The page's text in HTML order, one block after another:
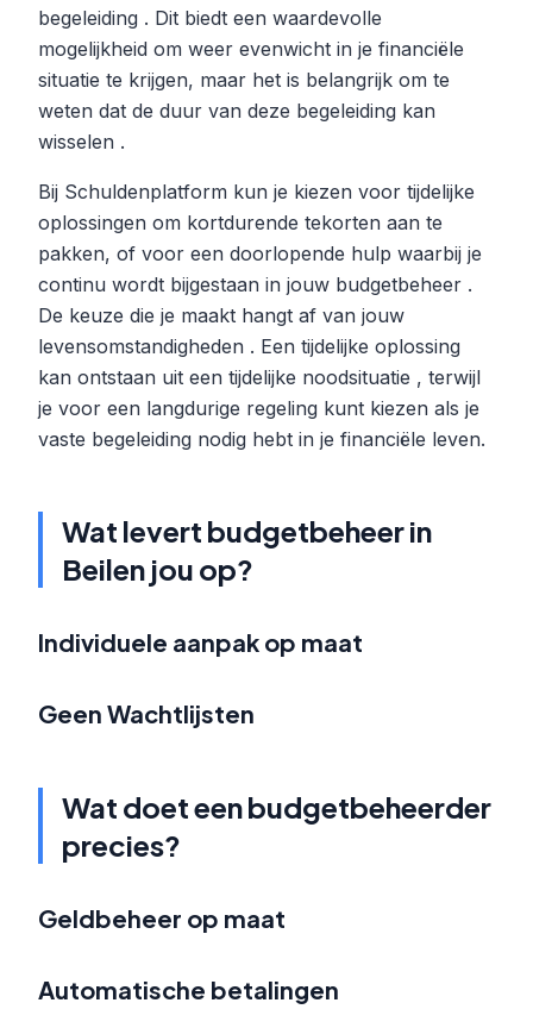
begeleiding . Dit biedt een waardevolle
mogelijkheid om weer evenwicht in je financiële
situatie te krijgen, maar het is belangrijk om te
weten dat de duur van deze begeleiding kan
wisselen .
Bij Schuldenplatform kun je kiezen voor tijdelijke
oplossingen om kortdurende tekorten aan te
pakken, of voor een doorlopende hulp waarbij je
continu wordt bijgestaan in jouw budgetbeheer .
De keuze die je maakt hangt af van jouw
levensomstandigheden . Een tijdelijke oplossing
kan ontstaan uit een tijdelijke noodsituatie , terwijl
je voor een langdurige regeling kunt kiezen als je
vaste begeleiding nodig hebt in je financiële leven.
Wat levert budgetbeheer in
Beilen jou op?
Individuele aanpak op maat
Geen Wachtlijsten
Wat doet een budgetbeheerder
precies?
Geldbeheer op maat
Automatische betalingen